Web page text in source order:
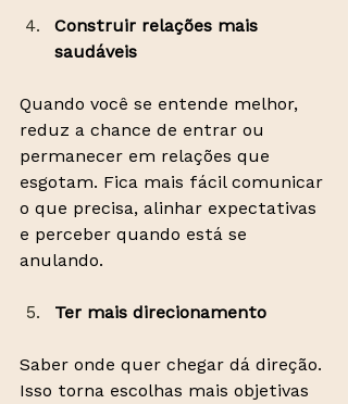
Construir relações mais
saudáveis
Quando você se entende melhor,
reduz a chance de entrar ou
permanecer em relações que
esgotam. Fica mais fácil comunicar
o que precisa, alinhar expectativas
e perceber quando está se
anulando.
Ter mais direcionamento
Saber onde quer chegar dá direção.
Isso torna escolhas mais objetivas